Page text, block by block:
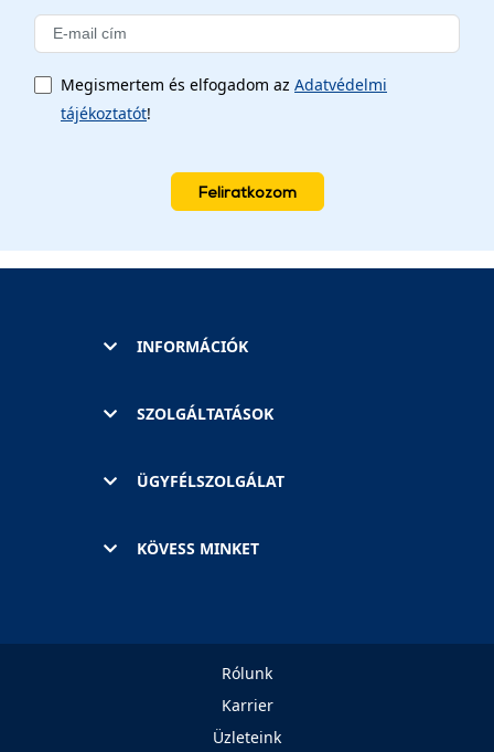
Megismertem és elfogadom az Adatvédelmi
tájékoztatót!
Feliratkozom
INFORMÁCIÓK
SZOLGÁLTATÁSOK
ÜGYFÉLSZOLGÁLAT
KÖVESS MINKET
Rólunk
Karrier
Üzleteink